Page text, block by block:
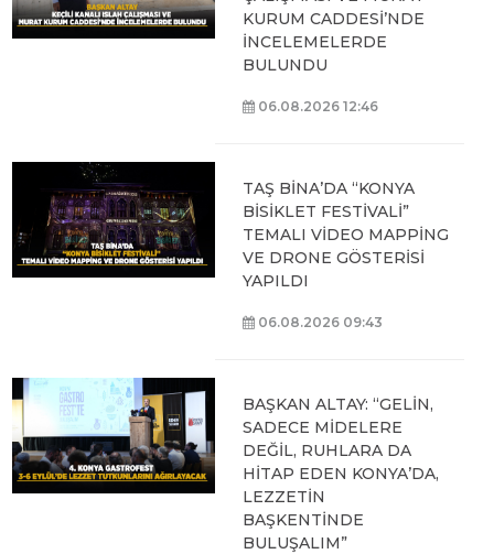
KURUM CADDESİ’NDE
İNCELEMELERDE
BULUNDU
06.08.2026 12:46
TAŞ BİNA’DA “KONYA
BİSİKLET FESTİVALİ”
TEMALI VİDEO MAPPİNG
VE DRONE GÖSTERİSİ
YAPILDI
06.08.2026 09:43
BAŞKAN ALTAY: “GELİN,
SADECE MİDELERE
DEĞİL, RUHLARA DA
HİTAP EDEN KONYA’DA,
LEZZETİN
BAŞKENTİNDE
BULUŞALIM”